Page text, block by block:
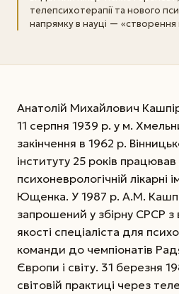
телепсихотерапії та нового
напрямку в науці —
Анатолій Михайлович
11 серпня 1939 р. у м.
закінчення в 1962 р.
інституту 25 років працював
психо­неврологічній лікарні
Ющенка. У 1987 р. А.М.
запрошений у збірну СРСР з
якості спеціаліста для
команди до чемпіонатів
Європи і світу. 31 березня
світовій практиці через